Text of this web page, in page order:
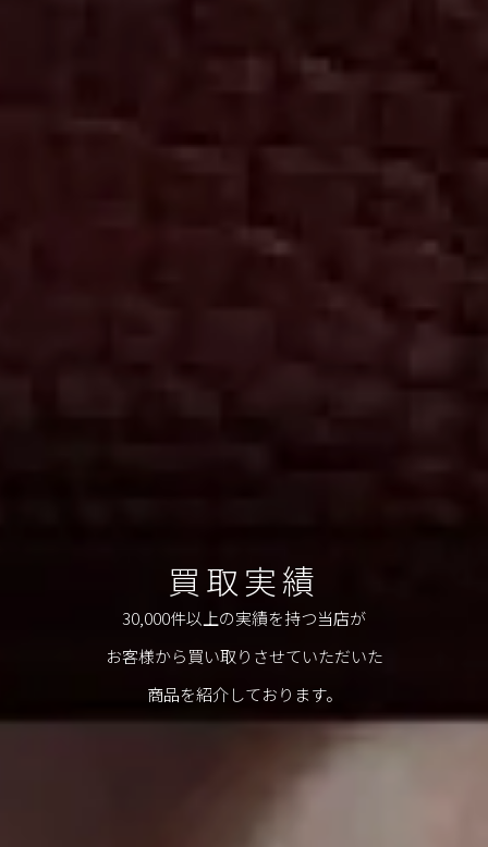
買取実績
30,000件以上の実績を持つ当店が
お客様から買い取りさせていただいた
商品を紹介しております。